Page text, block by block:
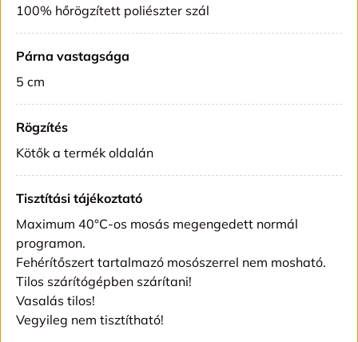
100% hőrögzített poliészter szál
Párna vastagsága
5 cm
Rögzítés
Kötők a termék oldalán
Tisztítási tájékoztató
Maximum 40°C-os mosás megengedett normál
programon.
Fehérítőszert tartalmazó mosószerrel nem mosható.
Tilos szárítógépben szárítani!
Vasalás tilos!
Vegyileg nem tisztítható!